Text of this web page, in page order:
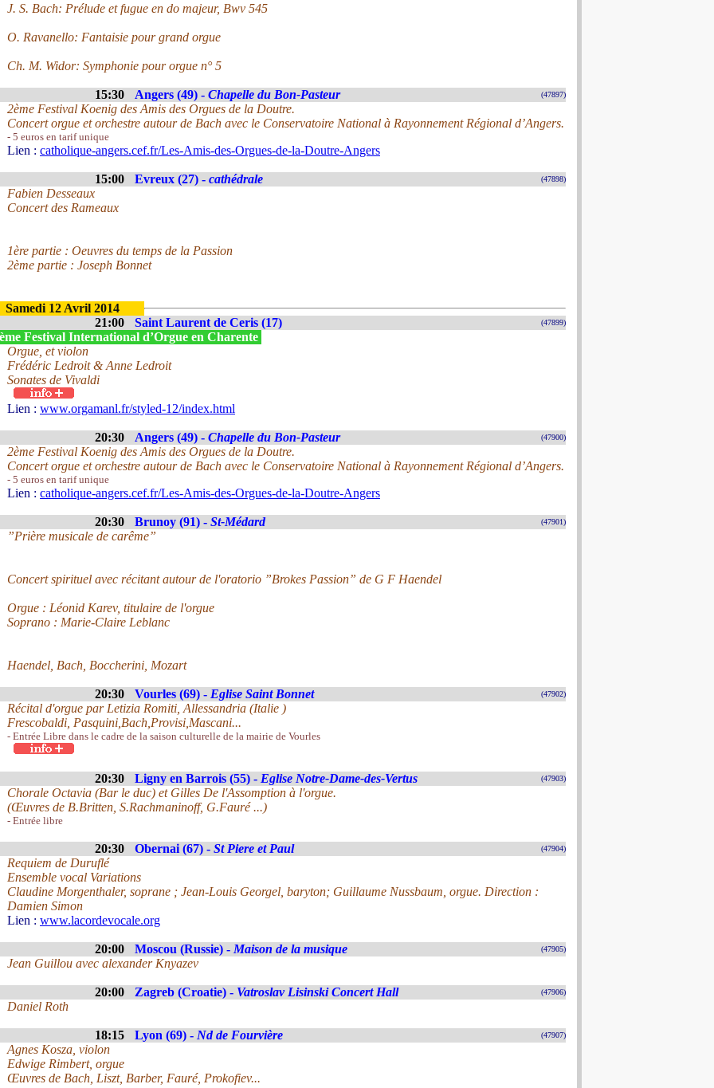
J. S. Bach: Prélude et fugue en do majeur, Bwv 545
O. Ravanello: Fantaisie pour grand orgue
Ch. M. Widor: Symphonie pour orgue n° 5
15:30 Angers (49) - Chapelle du Bon-Pasteur (47897)
2ème Festival Koenig des Amis des Orgues de la Doutre.
Concert orgue et orchestre autour de Bach avec le Conservatoire National à Rayonnement Régional d’Angers.
- 5 euros en tarif unique
Lien : catholique-angers.cef.fr/Les-Amis-des-Orgues-de-la-Doutre-Angers
15:00 Evreux (27) - cathédrale (47898)
Fabien Desseaux
Concert des Rameaux
1ère partie : Oeuvres du temps de la Passion
2ème partie : Joseph Bonnet
Samedi 12 Avril 2014
21:00
Saint Laurent de Ceris (17) (47899)
Festival International d’Orgue en Charente
Orgue, et violon
Frédéric Ledroit & Anne Ledroit
Sonates de Vivaldi
Lien : www.orgamanl.fr/styled-12/index.html
20:30 Angers (49) - Chapelle du Bon-Pasteur (47900)
2ème Festival Koenig des Amis des Orgues de la Doutre.
Concert orgue et orchestre autour de Bach avec le Conservatoire National à Rayonnement Régional d’Angers.
- 5 euros en tarif unique
Lien : catholique-angers.cef.fr/Les-Amis-des-Orgues-de-la-Doutre-Angers
20:30 Brunoy (91) - St-Médard (47901)
”Prière musicale de carême”
Concert spirituel avec récitant autour de l'oratorio ”Brokes Passion” de G F Haendel
Orgue : Léonid Karev, titulaire de l'orgue
Soprano : Marie-Claire Leblanc
Haendel, Bach, Boccherini, Mozart
20:30 Vourles (69) - Eglise Saint Bonnet (47902)
Récital d'orgue par Letizia Romiti, Allessandria (Italie )
Frescobaldi, Pasquini,Bach,Provisi,Mascani...
- Entrée Libre dans le cadre de la saison culturelle de la mairie de Vourles
20:30 Ligny en Barrois (55) - Eglise Notre-Dame-des-Vertus (47903)
Chorale Octavia (Bar le duc) et Gilles De l'Assomption à l'orgue.
(Œuvres de B.Britten, S.Rachmaninoff, G.Fauré ...)
- Entrée libre
20:30 Obernai (67) - St Piere et Paul (47904)
Requiem de Duruflé
Ensemble vocal Variations
Claudine Morgenthaler, soprane ; Jean-Louis Georgel, baryton; Guillaume Nussbaum, orgue. Direction :
Damien Simon
Lien : www.lacordevocale.org
20:00 Moscou (Russie) - Maison de la musique (47905)
Jean Guillou avec alexander Knyazev
20:00 Zagreb (Croatie) - Vatroslav Lisinski Concert Hall (47906)
Daniel Roth
18:15 Lyon (69) - Nd de Fourvière (47907)
Agnes Kosza, violon
Edwige Rimbert, orgue
Œuvres de Bach, Liszt, Barber, Fauré, Prokofiev...